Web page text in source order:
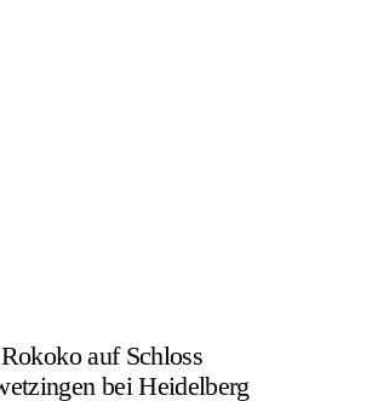
Rokoko auf Schloss
bei Heidelberg